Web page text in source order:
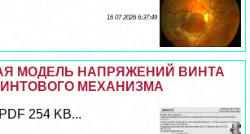
16 07 2026 6:37:49
МОДЕЛЬ НАПРЯЖЕНИЙ ВИНТА
МЕХАНИЗМА
254 KB...